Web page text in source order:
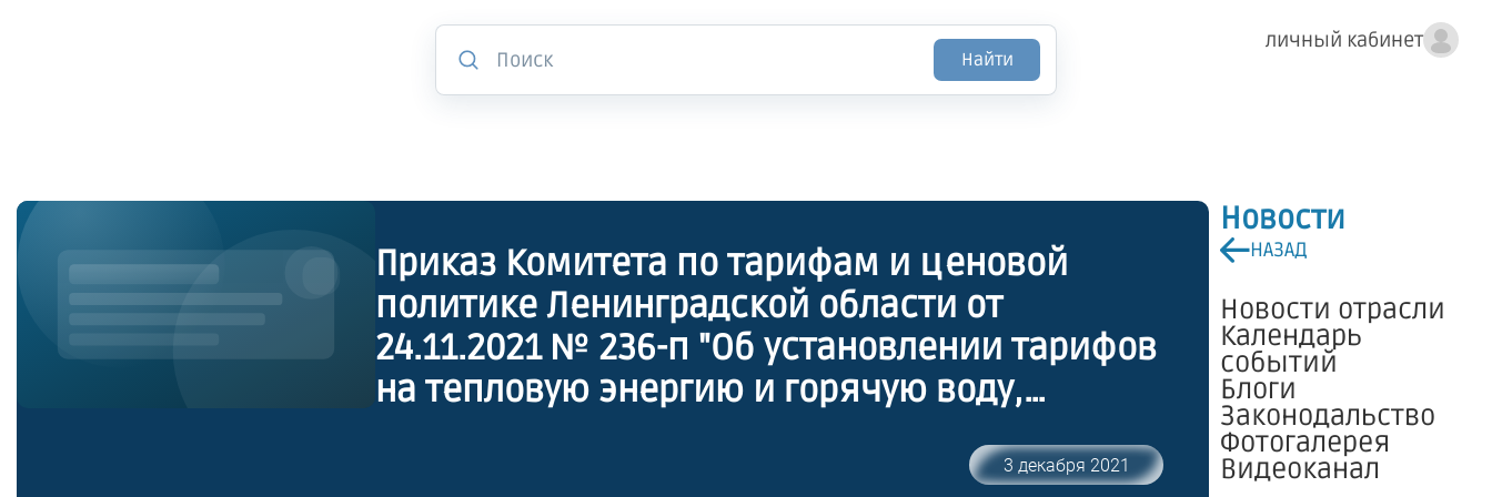
личный кабинет
Найти
Новости
НАЗАД
Новости отрасли
Календарь
событий
Блоги
Законодальство
Фотогалерея
Видеоканал
Приказ Комитета по тарифам и ценовой
политике Ленинградской области от
24.11.2021 № 236-п "Об установлении тарифов
на тепловую энергию и горячую воду,
3 декабря 2021